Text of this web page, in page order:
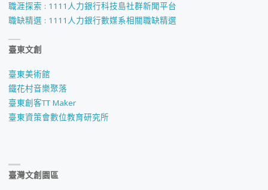
職涯探索 : 1111人力銀行科技島社群新聞平台
職缺精選 : 1111人力銀行數媒系相關職缺精選
臺東文創
臺東美術館
鐵花村音樂聚落
臺東創客TT Maker
臺東資策會數位教育研究所
臺灣文創園區